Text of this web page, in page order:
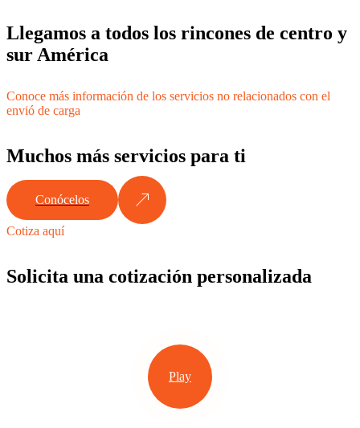
Llegamos a todos los rincones de centro y
sur América
Conoce más información de los servicios no relacionados con el
envió de carga
Muchos más servicios para ti
Conócelos
Cotiza aquí
Solicita una cotización personalizada
Play